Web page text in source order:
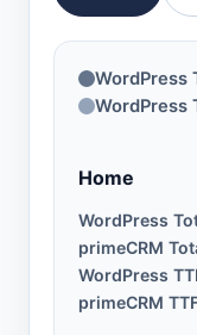
WordPress
WordPress
Home
WordPress
primeCRM
WordPress
primeCRM